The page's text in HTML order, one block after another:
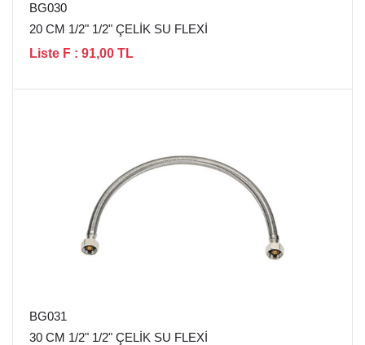
BG030
20 CM 1/2" 1/2" ÇELİK SU FLEXİ
Liste F : 91,00 TL
BG031
30 CM 1/2" 1/2" ÇELİK SU FLEXİ